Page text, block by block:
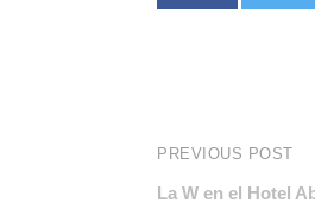
PREVIOUS POST
La W en el Hotel